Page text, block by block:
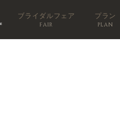
ブライダルフェア
FAIR
プラン
PLAN